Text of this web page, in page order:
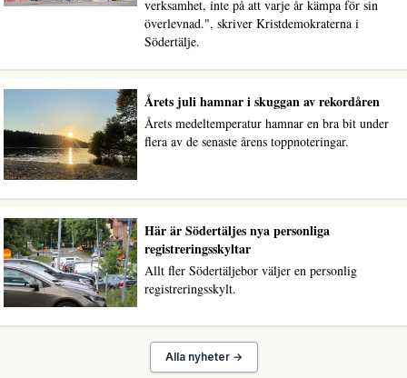
verksamhet, inte på att varje år kämpa för sin
överlevnad.", skriver Kristdemokraterna i
Södertälje.
Årets juli hamnar i skuggan av rekordåren
Årets medeltemperatur hamnar en bra bit under
flera av de senaste årens toppnoteringar.
Här är Södertäljes nya personliga
registreringsskyltar
Allt fler Södertäljebor väljer en personlig
registreringsskylt.
Alla nyheter →